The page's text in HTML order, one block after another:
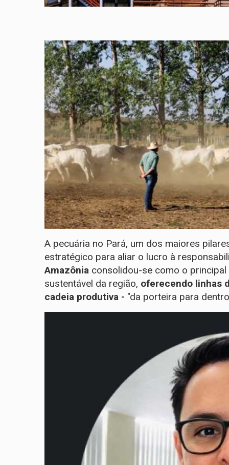
A pecuária no Pará, um dos maiores
estratégico para aliar o lucro à
Amazônia consolidou-se como o
sustentável da região, oferecendo linhas
cadeia produtiva - "da porteira para